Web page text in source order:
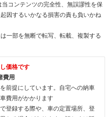
コンテンツの完全性、無誤謬性を保
因するいかなる損害の責も負いかね
一部を無断で転写、転載、複製する
価格です
費用
前提にしています。自宅への納車
費用がかかります
登録する際や、車の定置場所、登